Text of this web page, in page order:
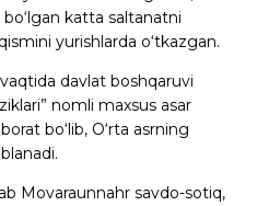
katta saltanatni
yurishlarda o‘tkazgan.
davlat boshqaruvi
nomli maxsus asar
bo‘lib, O‘rta asrning
Movaraunnahr savdo-sotiq,